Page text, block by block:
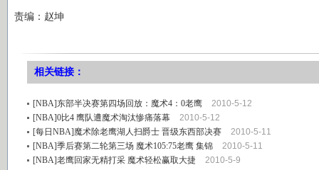
责编：赵坤
相关链接：
[NBA]东部半决赛第四场回放：魔术4：0老鹰
2010-5-12
[NBA]0比4 鹰队遭魔术淘汰惨痛落幕
2010-5-12
[每日NBA]魔术除老鹰湖人扫爵士 晋级东西部决赛
2010-5-11
[NBA]季后赛第二轮第三场 魔术105:75老鹰 集锦
2010-5-11
[NBA]老鹰回家无精打采 魔术轻松赢取大捷
2010-5-9